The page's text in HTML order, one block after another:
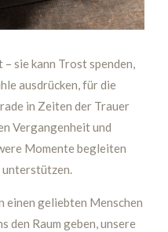
sie kann Trost spenden,
ausdrücken, für die
in Zeiten der Trauer
Vergangenheit und
Momente begleiten
unterstützen.
einen geliebten Menschen
den Raum geben, unsere